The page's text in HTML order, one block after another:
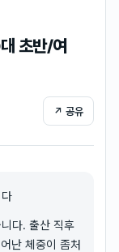
초반/여
↗ 공유
다. 출산 직후
난 체중이 좀처